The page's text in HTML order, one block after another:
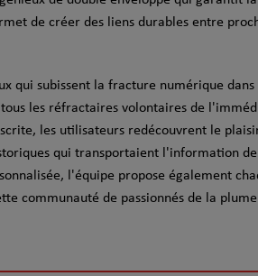
de créer des liens durables entre
qui subissent la fracture numérique dans
les réfractaires volontaires de
les utilisateurs redécouvrent le
qui transportaient l'information
l'équipe propose également
communauté de passionnés de la